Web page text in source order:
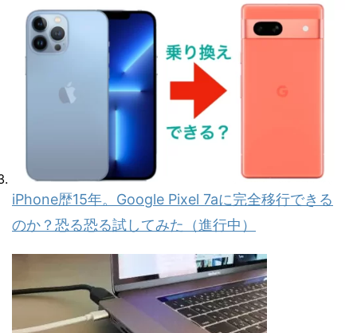
iPhone歴15年。Google Pixel 7aに完全移行できる
のか？恐る恐る試してみた（進行中）